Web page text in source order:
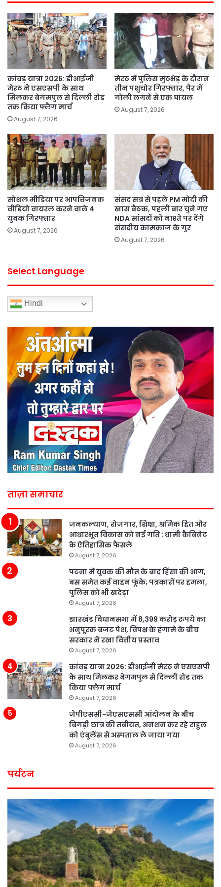
कांवड़ यात्रा 2026: डीआईजी
मेरठ ने एसएसपी के साथ
मिलकर बेगमपुल से दिल्ली रोड
तक किया फ्लैग मार्च
August 7, 2026
मेरठ में पुलिस मुठभेड़ के दौरान
तीन पशुचोर गिरफ्तार, पैर में
गोली लगने से एक घायल
August 7, 2026
सोशल मीडिया पर आपत्तिजनक
वीडियो वायरल करने वाले 4
युवक गिरफ्तार
August 7, 2026
संसद सत्र से पहले PM मोदी की
खास बैठक, पहली बार चुने गए
NDA सांसदों को नाश्ते पर देंगे
संसदीय कामकाज के गुर
August 7, 2026
Select Language
Hindi
ताज़ा समाचार
जनकल्याण, रोजगार, शिक्षा, श्रमिक हित और
आधारभूत विकास को नई गति : धामी कैबिनेट
के ऐतिहासिक फैसले
August 7, 2026
पटना में युवक की मौत के बाद हिंसा की आग,
बस समेत कई वाहन फूंके; पत्रकारों पर हमला,
पुलिस को भी खदेड़ा
August 7, 2026
झारखंड विधानसभा में 8,399 करोड़ रुपये का
अनुपूरक बजट पेश, विपक्ष के हंगामे के बीच
सरकार ने रखा वित्तीय प्रस्ताव
August 7, 2026
कांवड़ यात्रा 2026: डीआईजी मेरठ ने एसएसपी
के साथ मिलकर बेगमपुल से दिल्ली रोड तक
किया फ्लैग मार्च
August 7, 2026
जेपीएससी-जेएसएससी आंदोलन के बीच
बिगड़ी छात्र की तबीयत, अनशन कर रहे राहुल
को एंबुलेंस से अस्पताल ले जाया गया
August 7, 2026
पर्यटन